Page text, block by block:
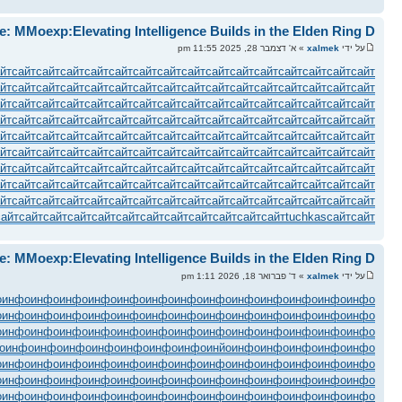
MMoexp:Elevating Intelligence Builds in the Elden Ring D
על ידי xalmek » א' דצמבר 28, 2025 11:55 pm
сайтсайтсайтсайтсайтсайтсайтсайтсайтсайтсайтсайтсайтсайтсайт
сайтсайтсайтсайтсайтсайтсайтсайтсайтсайтсайтсайтсайтсайтсайт
сайтсайтсайтсайтсайтсайтсайтсайтсайтсайтсайтсайтсайтсайтсайт
сайтсайтсайтсайтсайтсайтсайтсайтсайтсайтсайтсайтсайтсайтсайт
сайтсайтсайтсайтсайтсайтсайтсайтсайтсайтсайтсайтсайтсайтсайт
сайтсайтсайтсайтсайтсайтсайтсайтсайтсайтсайтсайтсайтсайтсайт
сайтсайтсайтсайтсайтсайтсайтсайтсайтсайтсайтсайтсайтсайтсайт
сайтсайтсайтсайтсайтсайтсайтсайтсайтсайтсайтсайтсайтсайтсайт
сайтсайтсайтсайтсайтсайтсайтсайтсайтсайтсайтсайтсайтсайтсайт
сайтсайтсайтсайтсайтсайтсайтсайтсайтсайтсайтtuchkasсайтсайт
MMoexp:Elevating Intelligence Builds in the Elden Ring D
על ידי xalmek » ד' פברואר 18, 2026 1:11 pm
инфоинфоинфоинфоинфоинфоинфоинфоинфоинфоинфоинфоинфо
инфоинфоинфоинфоинфоинфоинфоинфоинфоинфоинфоинфоинфо
инфоинфоинфоинфоинфоинфоинфоинфоинфоинфоинфоинфоинфо
инфоинфоинфоинфоинфоинфоинфоинйоинфоинфоинфоинфоинфо
инфоинфоинфоинфоинфоинфоинфоинфоинфоинфоинфоинфоинфо
инфоинфоинфоинфоинфоинфоинфоинфоинфоинфоинфоинфоинфо
инфоинфоинфоинфоинфоинфоинфоинфоинфоинфоинфоинфоинфо